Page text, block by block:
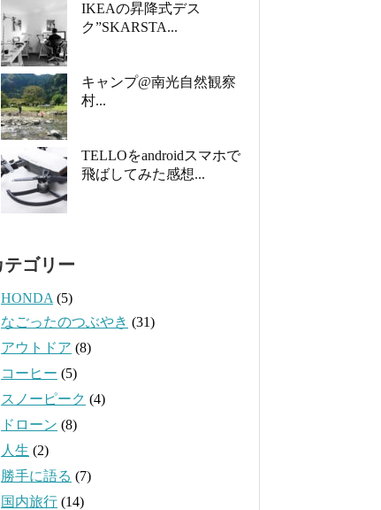
IKEAの昇降式デス
ク”SKARSTA...
キャンプ@南光自然観察
村...
TELLOをandroidスマホで
飛ばしてみた感想...
テゴリー
HONDA (5)
なごったのつぶやき (31)
アウトドア (8)
コーヒー (5)
スノーピーク (4)
ドローン (8)
人生 (2)
勝手に語る (7)
国内旅行 (14)